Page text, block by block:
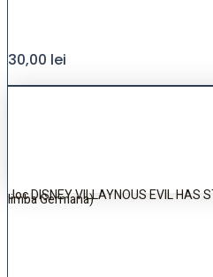
30,00 lei
Joc DISNEY VILLAYNOUS EVIL HAS
limba Germana)